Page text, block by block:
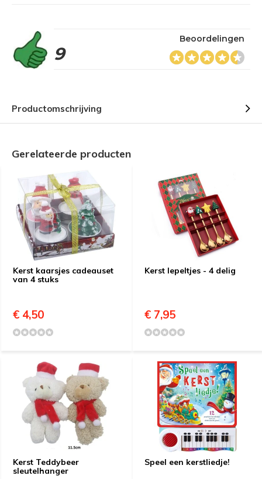
9
Beoordelingen
Productomschrijving
Gerelateerde producten
Kerst kaarsjes cadeauset
van 4 stuks
€ 4,50
Kerst lepeltjes - 4 delig
€ 7,95
Kerst Teddybeer
sleutelhanger
Speel een kerstliedje!